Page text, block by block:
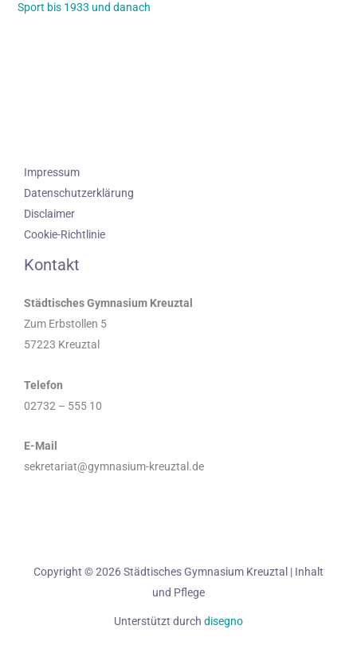
Sport bis 1933 und danach
Impressum
Datenschutzerklärung
Disclaimer
Cookie-Richtlinie
Kontakt
Städtisches Gymnasium Kreuztal
Zum Erbstollen 5
57223 Kreuztal
Telefon
02732 – 555 10
E-Mail
sekretariat@gymnasium-kreuztal.de
Copyright © 2026 Städtisches Gymnasium Kreuztal | Inhalt
und Pflege
Unterstützt durch disegno